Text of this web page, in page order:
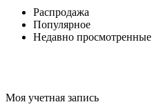
Распродажа
Популярное
Недавно просмотренные
Моя учетная запись